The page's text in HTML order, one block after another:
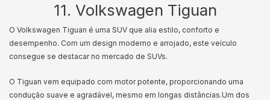
11. Volkswagen Tiguan
O Volkswagen Tiguan é uma SUV que alia estilo, conforto e
desempenho. Com um design moderno e arrojado, este veículo
consegue se destacar no mercado de SUVs.
O Tiguan vem equipado com motor potente, proporcionando uma
condução suave e agradável, mesmo em longas distâncias.Um dos